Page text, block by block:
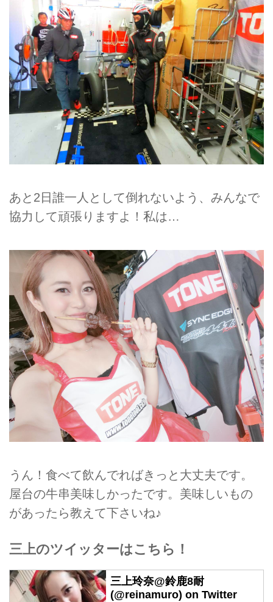
あと2日誰一人として倒れないよう、みんなで
協力して頑張りますよ！私は…
うん！食べて飲んでればきっと大丈夫です。
屋台の牛串美味しかったです。美味しいもの
があったら教えて下さいね♪
三上のツイッターはこちら！
三上玲奈@鈴鹿8耐
(@reinamuro) on Twitter